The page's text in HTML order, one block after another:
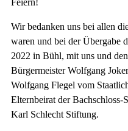
Feiern!
Wir bedanken uns bei allen
waren und bei der Übergabe
2022 in Bühl, mit uns und
Bürgermeister Wolfgang
Wolfgang Flegel vom
Elternbeirat der
Karl Schlecht Stiftung.